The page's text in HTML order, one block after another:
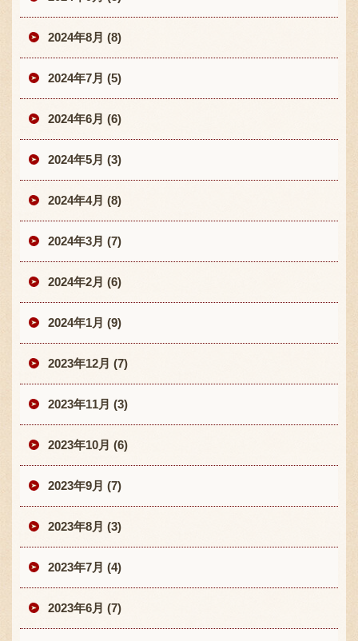
2024年8月 (8)
2024年7月 (5)
2024年6月 (6)
2024年5月 (3)
2024年4月 (8)
2024年3月 (7)
2024年2月 (6)
2024年1月 (9)
2023年12月 (7)
2023年11月 (3)
2023年10月 (6)
2023年9月 (7)
2023年8月 (3)
2023年7月 (4)
2023年6月 (7)